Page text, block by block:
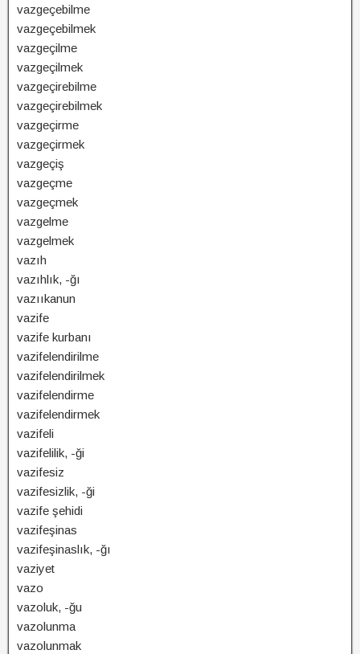
vazgeçebilme
vazgeçebilmek
vazgeçilme
vazgeçilmek
vazgeçirebilme
vazgeçirebilmek
vazgeçirme
vazgeçirmek
vazgeçiş
vazgeçme
vazgeçmek
vazgelme
vazgelmek
vazıh
vazıhlık, -ğı
vazııkanun
vazife
vazife kurbanı
vazifelendirilme
vazifelendirilmek
vazifelendirme
vazifelendirmek
vazifeli
vazifelilik, -ği
vazifesiz
vazifesizlik, -ği
vazife şehidi
vazifeşinas
vazifeşinaslık, -ğı
vaziyet
vazo
vazoluk, -ğu
vazolunma
vazolunmak